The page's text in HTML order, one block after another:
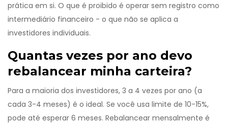
prática em si. O que é proibido é operar sem registro como
intermediário financeiro - o que não se aplica a
investidores individuais.
Quantas vezes por ano devo
rebalancear minha carteira?
Para a maioria dos investidores, 3 a 4 vezes por ano (a
cada 3-4 meses) é o ideal. Se você usa limite de 10-15%,
pode até esperar 6 meses. Rebalancear mensalmente é